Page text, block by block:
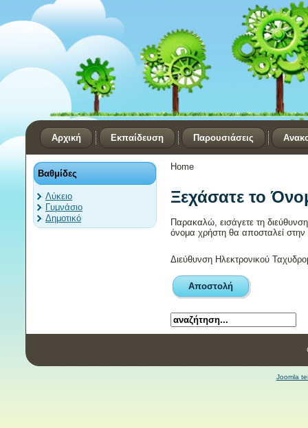
Αρχική Εκπαίδευση Παρουσιάσεις
Βαθμίδες
Λύκειο
Γυμνάσιο
Δημοτικό
Home
Ξεχάσατε το
Παρακαλώ, εισάγετε τη
όνομα χρήστη θα αποσταλεί στην
Διεύθυνση Ηλεκτρονικού
Αποστολή
Joomla